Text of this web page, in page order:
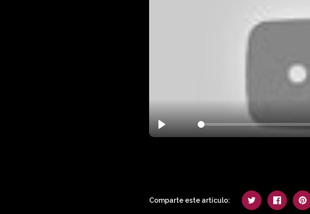
Play
Comparte este artículo: